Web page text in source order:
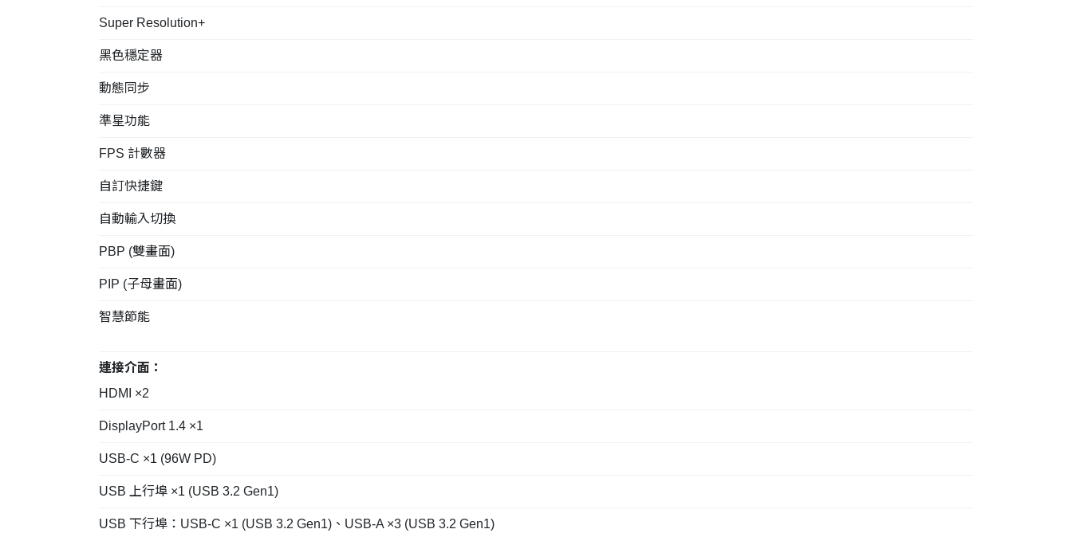
Super Resolution+
黑色穩定器
動態同步
準星功能
FPS 計數器
自訂快捷鍵
自動輸入切換
PBP (雙畫面)
PIP (子母畫面)
智慧節能
連接介面：
HDMI ×2
DisplayPort 1.4 ×1
USB-C ×1 (96W PD)
USB 上行埠 ×1 (USB 3.2 Gen1)
USB 下行埠：USB-C ×1 (USB 3.2 Gen1)、USB-A ×3 (USB 3.2 Gen1)